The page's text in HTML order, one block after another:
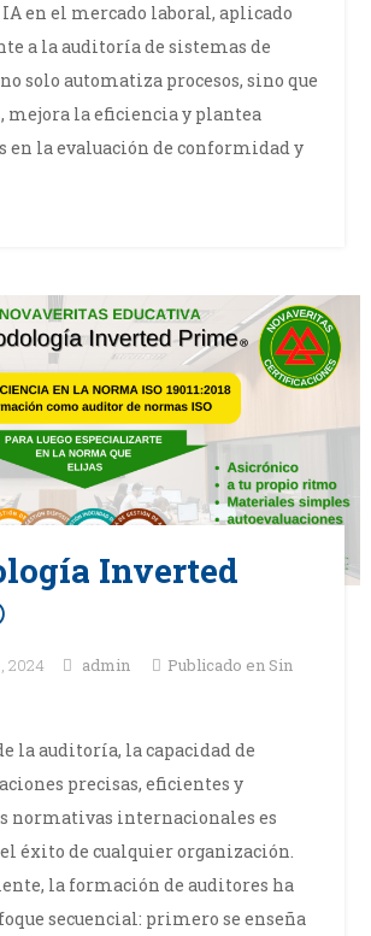
en el mercado laboral, aplicado
a la auditoría de sistemas de
solo automatiza procesos, sino que
mejora la eficiencia y plantea
en la evaluación de conformidad y
Inverted
2024 admin Publicado en Sin
la auditoría, la capacidad de
precisas, eficientes y
normativas internacionales es
éxito de cualquier organización.
la formación de auditores ha
secuencial: primero se enseña